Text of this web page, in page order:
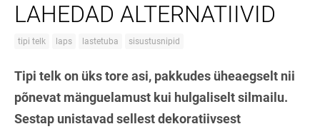
LAHEDAD ALTERNATIIVID
tipi telk laps lastetuba sisustusnipid
Tipi telk on üks tore asi, pakkudes üheaegselt nii
põnevat mänguelamust kui hulgaliselt silmailu.
Sestap unistavad sellest dekoratiivsest